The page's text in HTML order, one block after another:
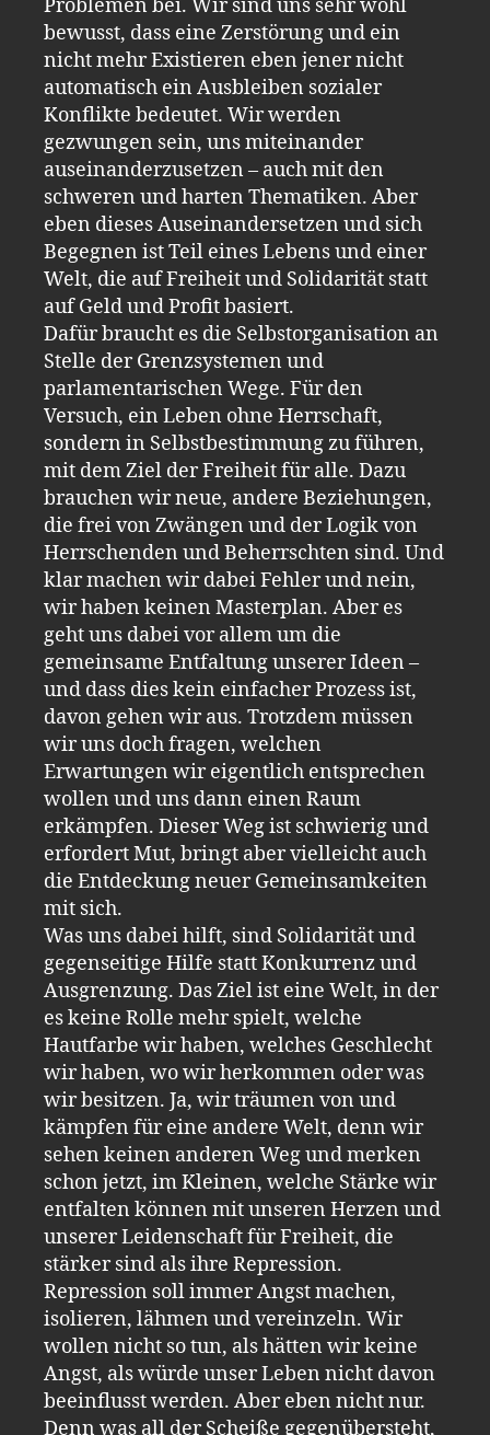
Problemen bei. Wir sind uns sehr wohl
bewusst, dass eine Zerstörung und ein
nicht mehr Existieren eben jener nicht
automatisch ein Ausbleiben sozialer
Konflikte bedeutet. Wir werden
gezwungen sein, uns miteinander
auseinanderzusetzen – auch mit den
schweren und harten Thematiken. Aber
eben dieses Auseinandersetzen und sich
Begegnen ist Teil eines Lebens und einer
Welt, die auf Freiheit und Solidarität statt
auf Geld und Profit basiert.
Dafür braucht es die Selbstorganisation an
Stelle der Grenzsystemen und
parlamentarischen Wege. Für den
Versuch, ein Leben ohne Herrschaft,
sondern in Selbstbestimmung zu führen,
mit dem Ziel der Freiheit für alle. Dazu
brauchen wir neue, andere Beziehungen,
die frei von Zwängen und der Logik von
Herrschenden und Beherrschten sind. Und
klar machen wir dabei Fehler und nein,
wir haben keinen Masterplan. Aber es
geht uns dabei vor allem um die
gemeinsame Entfaltung unserer Ideen –
und dass dies kein einfacher Prozess ist,
davon gehen wir aus. Trotzdem müssen
wir uns doch fragen, welchen
Erwartungen wir eigentlich entsprechen
wollen und uns dann einen Raum
erkämpfen. Dieser Weg ist schwierig und
erfordert Mut, bringt aber vielleicht auch
die Entdeckung neuer Gemeinsamkeiten
mit sich.
Was uns dabei hilft, sind Solidarität und
gegenseitige Hilfe statt Konkurrenz und
Ausgrenzung. Das Ziel ist eine Welt, in der
es keine Rolle mehr spielt, welche
Hautfarbe wir haben, welches Geschlecht
wir haben, wo wir herkommen oder was
wir besitzen. Ja, wir träumen von und
kämpfen für eine andere Welt, denn wir
sehen keinen anderen Weg und merken
schon jetzt, im Kleinen, welche Stärke wir
entfalten können mit unseren Herzen und
unserer Leidenschaft für Freiheit, die
stärker sind als ihre Repression.
Repression soll immer Angst machen,
isolieren, lähmen und vereinzeln. Wir
wollen nicht so tun, als hätten wir keine
Angst, als würde unser Leben nicht davon
beeinflusst werden. Aber eben nicht nur.
Denn was all der Scheiße gegenübersteht,